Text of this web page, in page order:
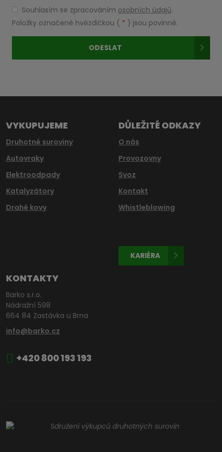
Souhlasím
se
zpracováním
osobních
Souhlasím se zpracováním osobních údajů.
Položky označené hvězdičkou ( * ) jsou povinné.
ODESLAT
nepodařilo
VYKUPUJEME
Druhotné suroviny
Autovraky
Elektroodpady
Katalyzátory
Drahé kovy
DŮLEŽITÉ ODKAZY
O nás
Provozovny
Svoz
Kontakt
Whistleblowing
KARIÉRA
KONTAKTY
Barko s.r.o.
Nádražní 598
664 84 Zastávka u Brna
info@barko.cz
+420 800 193 193